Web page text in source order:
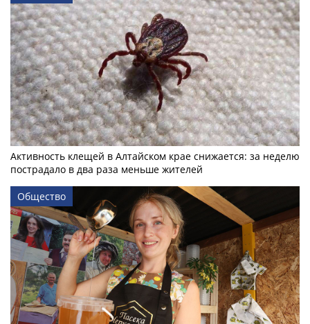
Активность клещей в Алтайском крае снижается: за неделю
пострадало в два раза меньше жителей
Общество